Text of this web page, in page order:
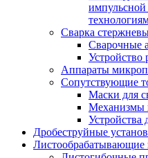
Сварка
Сварочные
Устройство
Аппараты
Сопутствующие
Маски для
Механизмы
Устройства
Дробеструйные
Листообрабатывающие